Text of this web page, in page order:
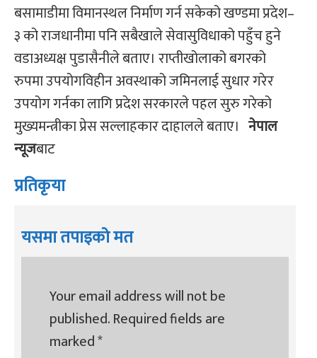
बसामाडीमा विमानस्थल निर्माण गर्न सकेको खण्डमा प्रदेश–
३ को राजधानीमा पनि सबैखाले सेवासुविधाको पहुँच हुने
वडाअध्यक्ष पुडासैनीले बताए। राप्तीखोलाको बगरको
रुपमा उपयोगविहीन अवस्थाको जमिनलाई सुधार गरेर
उपयोग गर्नका लागि प्रदेश सरकारले पहल सुरु गरेको
मुख्यमन्त्रीका प्रेस सल्लाहकार दाहालले बताए। नेपाल
न्यूजबाट
प्रतिकृया
यसमा तपाइको मत
Your email address will not be
published.Required fields are
marked*